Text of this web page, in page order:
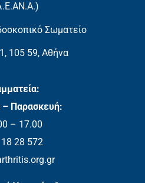
Σωματείο
105 59, Αθήνα
Παρασκευή:
– 17.00
28 572